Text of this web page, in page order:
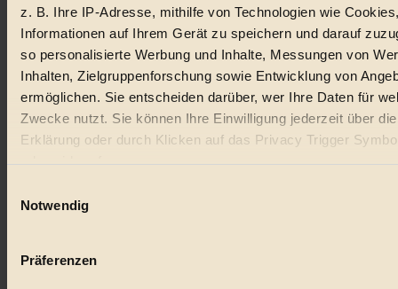
z. B. Ihre IP-Adresse, mithilfe von Technologien wie
Informationen auf Ihrem Gerät zu speichern und darauf
so personalisierte Werbung und Inhalte, Messungen von
Inhalten, Zielgruppenforschung sowie Entwicklung von
ermöglichen. Sie entscheiden darüber, wer Ihre Daten für
Zwecke nutzt. Sie können Ihre Einwilligung jederzeit über
Erklärung oder durch Klicken auf das Privacy Trigger
oder widerrufen
Wenn Sie es erlauben, würden wir auch gerne:
Ihr Gerät durch aktives Scannen nach bestimmten
Notwendig
Präferenzen
Social Media
22.601 Fans auf Facebook
3.415 Follower auf Twitter
Folge uns auf Instagram
Themen
Bio
Vegan